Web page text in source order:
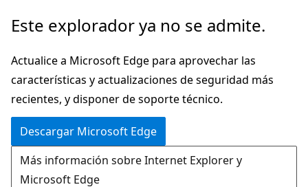
Ir
contenido
principal
Ir
la
navegación
en
la
página
Este explorador ya no se admite.
Actualice a Microsoft Edge para aprovechar las
características y actualizaciones de seguridad más
recientes, y disponer de soporte técnico.
Descargar Microsoft Edge
Más información sobre Internet Explorer y
Microsoft Edge